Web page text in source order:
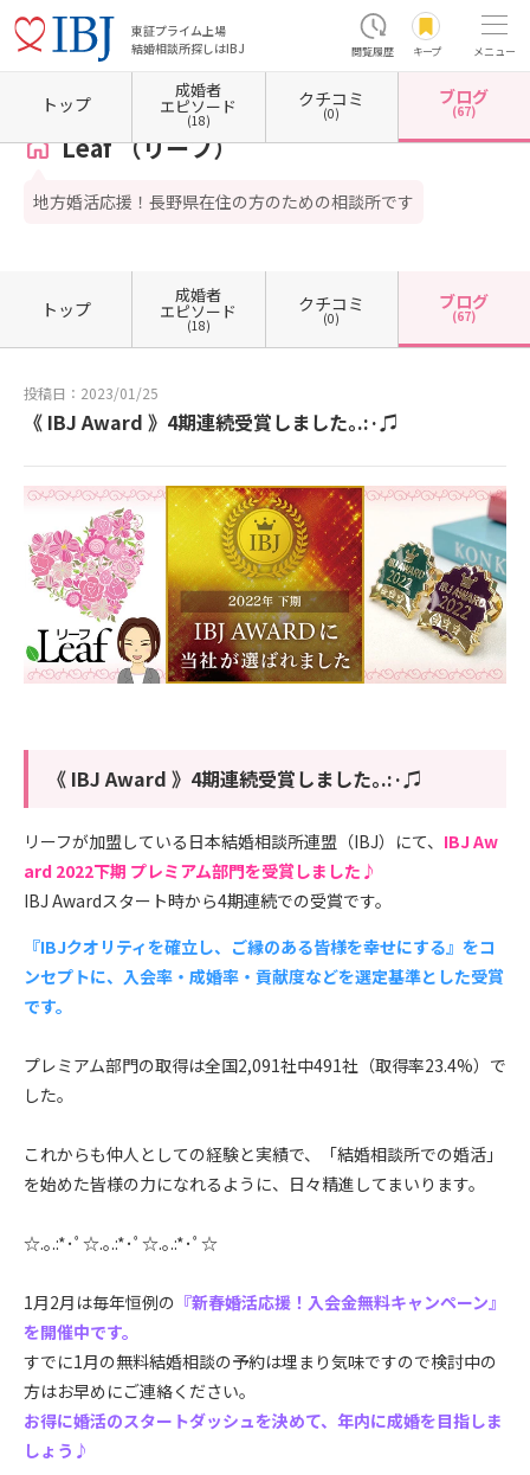
東証プライム上場
結婚相談所探しはIBJ
閲覧履歴 キープ メニュー
ホーム 長野県の結婚相談所 長野県飯田市 Leaf （リーフ） カウンセラーブログ一覧
Leaf （リーフ）
地方婚活応援！長野県在住の方のための相談所です
トップ
成婚者
エピソード
(18)
クチコミ
(0)
ブログ
(67)
トップ
成婚者
エピソード
(18)
クチコミ
(0)
ブログ
(67)
投稿日：2023/01/25
《 IBJ Award 》4期連続受賞しました｡.:·♫
《 IBJ Award 》4期連続受賞しました｡.:·♫
リーフが加盟している日本結婚相談所連盟（IBJ）にて、 IBJ Aw
ard 2022下期 プレミアム部門を受賞しました♪
IBJ Awardスタート時から4期連続での受賞です。
『IBJクオリティを確立し、ご縁のある皆様を幸せにする』をコ
ンセプトに、入会率・成婚率・貢献度などを選定基準とした受賞
です。
プレミアム部門の取得は全国2,091社中491社（取得率23.4%）で
した。
これからも仲人としての経験と実績で、「結婚相談所での婚活」
を始めた皆様の力になれるように、日々精進してまいります。
☆.｡.:*･ﾟ☆.｡.:*･ﾟ☆.｡.:*･ﾟ☆
1月2月は毎年恒例の 『新春婚活応援！入会金無料キャンペーン』
を開催中です。
すでに1月の無料結婚相談の予約は埋まり気味ですので検討中の
方はお早めにご連絡ください。
お得に婚活のスタートダッシュを決めて、年内に成婚を目指しま
しょう♪